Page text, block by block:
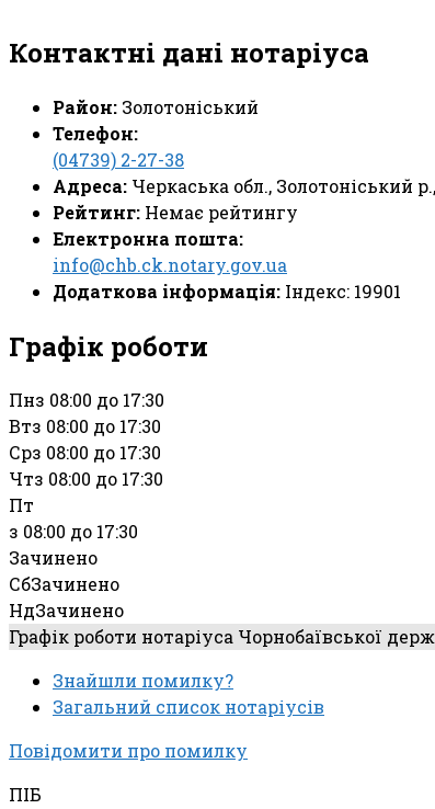
Контактні дані нотаріуса
Район: Золотоніський
Телефон:
(04739) 2-27-38
Адреса: Черкаська обл., Золотоніський
Рейтинг: Немає рейтингу
Електронна пошта:
info@chb.ck.notary.gov.ua
Додаткова інформація: Індекс: 19901
Графік роботи
Пнз 08:00 до 17:30
Втз 08:00 до 17:30
Срз 08:00 до 17:30
Чтз 08:00 до 17:30
Пт
з 08:00 до 17:30
Зачинено
СбЗачинено
НдЗачинено
Графік роботи нотаріуса Чорнобаївської
Знайшли помилку?
Загальний список нотаріусів
Повідомити про помилку
ПІБ